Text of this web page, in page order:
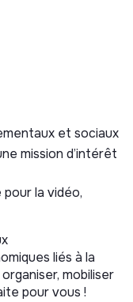
expert·es) pour le
pôle plaidoyer et
simples de
pédagogiques)
HOP
vidéo de
Contact et
interviewées.
lien avec les
: valorisation
et sociaux
mission d’intérêt
la vidéo,
liés à la
mobiliser
pour vous !